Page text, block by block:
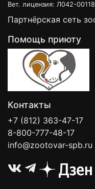
Вет. лицензия: Л042-
Партнёрская сеть
Помощь приюту
Контакты
+7 (812) 363-47-17
8-800-777-48-17
info@zootovar-spb.ru